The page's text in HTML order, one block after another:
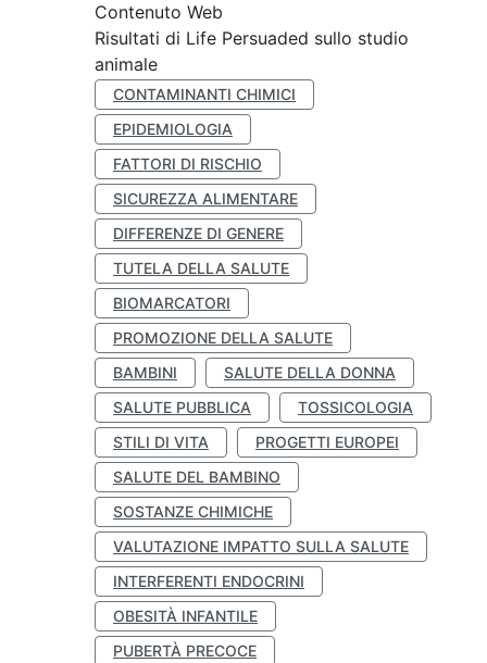
Contenuto Web
Risultati di Life Persuaded sullo studio
animale
CONTAMINANTI CHIMICI
EPIDEMIOLOGIA
FATTORI DI RISCHIO
SICUREZZA ALIMENTARE
DIFFERENZE DI GENERE
TUTELA DELLA SALUTE
BIOMARCATORI
PROMOZIONE DELLA SALUTE
BAMBINI
SALUTE DELLA DONNA
SALUTE PUBBLICA
TOSSICOLOGIA
STILI DI VITA
PROGETTI EUROPEI
SALUTE DEL BAMBINO
SOSTANZE CHIMICHE
VALUTAZIONE IMPATTO SULLA SALUTE
INTERFERENTI ENDOCRINI
OBESITÀ INFANTILE
PUBERTÀ PRECOCE